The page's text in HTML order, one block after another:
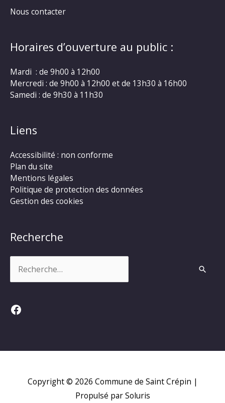
Nous contacter
Horaires d’ouverture au public :
Mardi : de 9h00 à 12h00
Mercredi : de 9h00 à 12h00 et de 13h30 à 16h00
Samedi : de 9h30 à 11h30
Liens
Accessibilité : non conforme
Plan du site
Mentions légales
Politique de protection des données
Gestion des cookies
Recherche
Facebook
Copyright © 2026 Commune de Saint Crépin |
Propulsé par Soluris